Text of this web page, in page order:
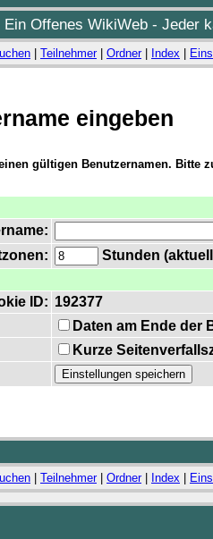
Offenes WikiWeb - Jeder
Teilnehmer| Ordner| Index
eingeben
gültigen Benutzernamen. Bitte
Stunden
ID: 192377
Daten am Ende der
Kurze
Teilnehmer| Ordner| Index